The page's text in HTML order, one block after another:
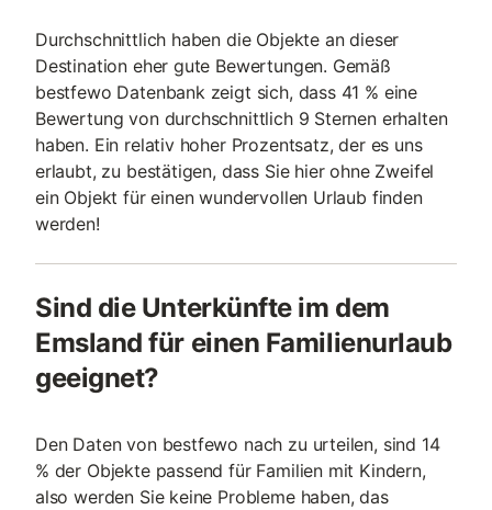
Durchschnittlich haben die Objekte an dieser
Destination eher gute Bewertungen. Gemäß
bestfewo Datenbank zeigt sich, dass 41 % eine
Bewertung von durchschnittlich 9 Sternen erhalten
haben. Ein relativ hoher Prozentsatz, der es uns
erlaubt, zu bestätigen, dass Sie hier ohne Zweifel
ein Objekt für einen wundervollen Urlaub finden
werden!
Sind die Unterkünfte im dem
Emsland für einen Familienurlaub
geeignet?
Den Daten von bestfewo nach zu urteilen, sind 14
% der Objekte passend für Familien mit Kindern,
also werden Sie keine Probleme haben, das